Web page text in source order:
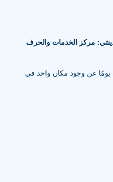
مركز الخدمات والحرف
عن وجود مكان واحد في